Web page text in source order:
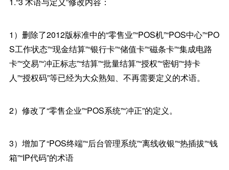
1）删除了2012版标准中的“零售业”“POS机”“POS中心”“PO
S工作状态”“现金结算”“银行卡”“储值卡”“磁条卡”“集成电路
卡”“交易”“冲正标志”“结算”“批量结算”“授权”“密钥”“持卡
人”“授权码”等已经为大众熟知、不再需要定义的术语。
2）修改了“零售企业”“POS系统”“冲正”的定义。
3）增加了“POS终端”“后台管理系统”“离线收银”“热插拔”“钱
箱”“IP代码”的术语